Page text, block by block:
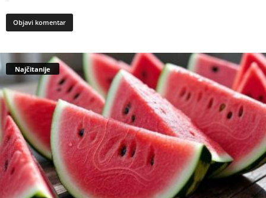
Najčitanije